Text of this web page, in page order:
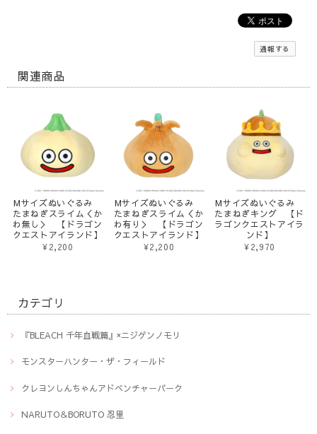
通報する
関連商品
Mサイズぬいぐるみ
たまねぎスライム＜か
わ無し＞ 【ドラゴン
クエストアイランド】
¥2,200
Mサイズぬいぐるみ
たまねぎスライム＜か
わ有り＞ 【ドラゴン
クエストアイランド】
¥2,200
Mサイズぬいぐるみ
たまねぎキング 【ド
ラゴンクエストアイラ
ンド】
¥2,970
カテゴリ
『BLEACH 千年血戦篇』×ニジゲンノモリ
モンスターハンター・ザ・フィールド
クレヨンしんちゃんアドベンチャーパーク
NARUTO＆BORUTO 忍里